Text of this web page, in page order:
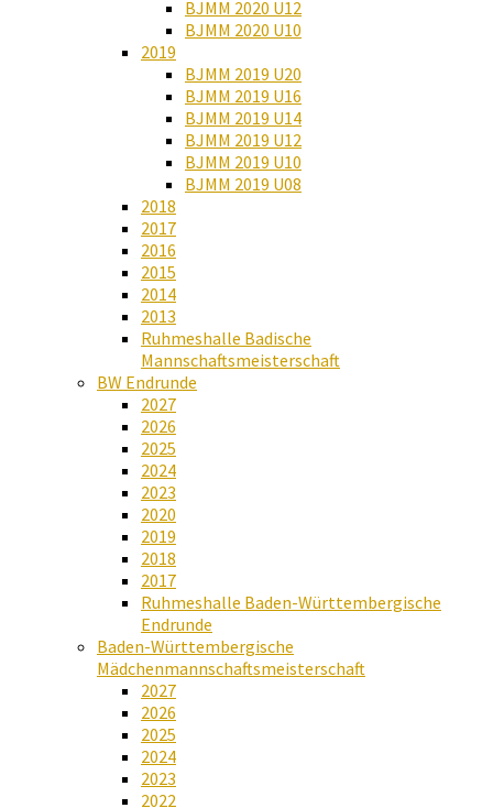
BJMM 2020 U12
BJMM 2020 U10
2019
BJMM 2019 U20
BJMM 2019 U16
BJMM 2019 U14
BJMM 2019 U12
BJMM 2019 U10
BJMM 2019 U08
2018
2017
2016
2015
2014
2013
Ruhmeshalle Badische
Mannschaftsmeisterschaft
BW Endrunde
2027
2026
2025
2024
2023
2020
2019
2018
2017
Ruhmeshalle Baden-Württembergische
Endrunde
Baden-Württembergische
Mädchenmannschaftsmeisterschaft
2027
2026
2025
2024
2023
2022